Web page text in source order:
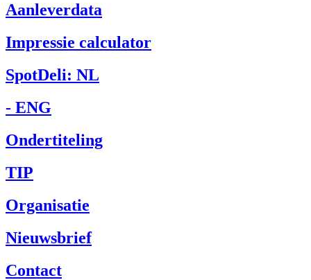
Aanleverdata
Impressie calculator
SpotDeli: NL
- ENG
Ondertiteling
TIP
Organisatie
Nieuwsbrief
Contact